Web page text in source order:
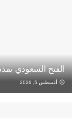
الفتح السعودي
أغسطس 5, 2026